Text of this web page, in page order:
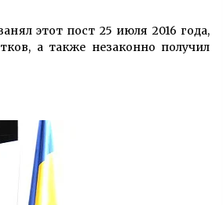
Важливість міжнародних
транспортних перевезень
незадекларованих діаманти з Індії
6 років ago
этот пост 25 июля 2016 года,
а также незаконно получил